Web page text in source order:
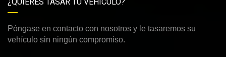
Póngase en contacto con nosotros y le tasaremos su
vehículo sin ningún compromiso.